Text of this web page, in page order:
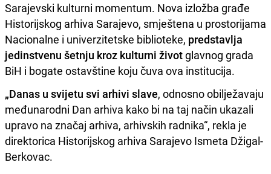
Sarajevski kulturni momentum. Nova izložba građe
Historijskog arhiva Sarajevo, smještena u prostorijama
Nacionalne i univerzitetske biblioteke, predstavlja
jedinstvenu šetnju kroz kulturni životglavnog grada
BiH i bogate ostavštine koju čuva ova institucija.
„Danas u svijetu svi arhivi slave, odnosno obilježavaju
međunarodni Dan arhiva kako bi na taj način ukazali
upravo na značaj arhiva, arhivskih radnika“, rekla je
direktorica Historijskog arhiva Sarajevo Ismeta Džigal-
Berkovac.